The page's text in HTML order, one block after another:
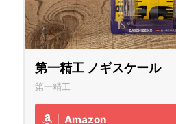
第一精工 ノギスケール
第一精工
Amazon